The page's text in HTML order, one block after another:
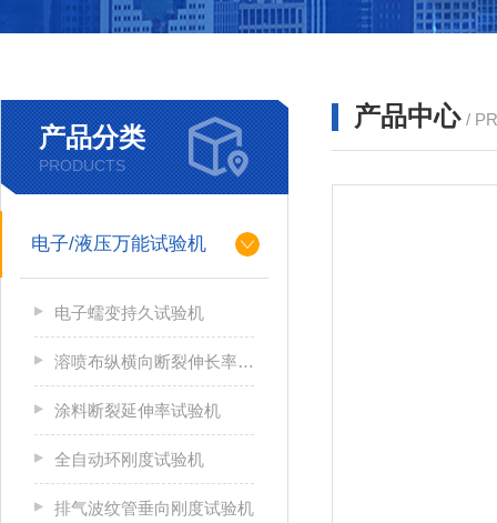
产品分类
PRODUCTS
电子/液压万能试验机
电子蠕变持久试验机
溶喷布纵横向断裂伸长率检测器
涂料断裂延伸率试验机
全自动环刚度试验机
排气波纹管垂向刚度试验机
产品中心 /